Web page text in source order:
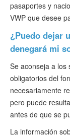
pasaportes y
VWP que desee
¿Puedo dejar
denegará mi
Se aconseja a los
obligatorios del
necesariamente
pero puede
antes de que se
La información